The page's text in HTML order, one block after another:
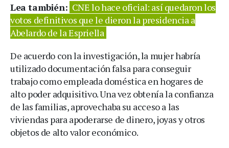
Lea también: CNE lo hace oficial: así quedaron los
votos definitivos que le dieron la presidencia a
Abelardo de la Espriella
De acuerdo con la investigación, la mujer habría
utilizado documentación falsa para conseguir
trabajo como empleada doméstica en hogares de
alto poder adquisitivo. Una vez obtenía la confianza
de las familias, aprovechaba su acceso a las
viviendas para apoderarse de dinero, joyas y otros
objetos de alto valor económico.